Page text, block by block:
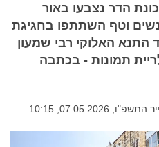
הדר נצבעו באור
800 אנשים נשים וטף השתתפו בחגיגת
התנא האלוקי רבי שמעון
תמונות - בכתבה
07.05.2026, 10:15